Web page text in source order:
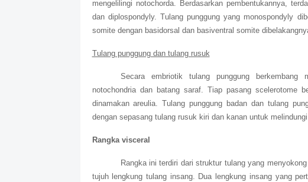
mengelilingi notochorda. Berdasarkan pembentukannya,
dan diplospondyly. Tulang punggung yang monospondyly
somite dengan basidorsal dan basiventral somite
Tulang punggung dan tulang rusuk
Secara embriotik tulang punggung berkembang
notochondria dan batang saraf. Tiap pasang scelerotome
dinamakan areulia. Tulang punggung badan dan tulang
dengan sepasang tulang rusuk kiri dan kanan untuk
Rangka visceral
Rangka ini terdiri dari struktur tulang yang
tujuh lengkung tulang insang. Dua lengkung insang yang